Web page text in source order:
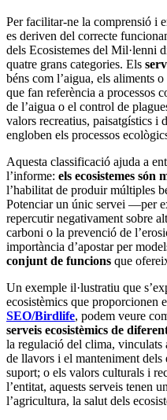
Per facilitar-ne la comprensió i
es deriven del correcte
dels Ecosistemes del Mil·lenni
quatre grans categories. Els
béns com l’aigua, els aliments
que fan referència a processos
de l’aigua o el control de
valors recreatius, paisatgístics i
engloben els processos
Aquesta classificació ajuda a
l’informe: els ecosistemes són
l’habilitat de produir múltiples
Potenciar un únic servei —per
repercutir negativament sobre
carboni o la prevenció de
importància d’apostar per
conjunt de funcions que
Un exemple il·lustratiu que
ecosistèmics que proporcionen
SEO/Birdlife, podem veure
serveis ecosistèmics de
la regulació del clima, vinculats
de llavors i el manteniment dels
suport; o els valors culturals i
l’entitat, aquests serveis tenen un
l’agricultura, la salut dels